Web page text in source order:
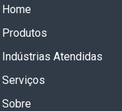
Home
Produtos
Indústrias Atendidas
Serviços
Sobre